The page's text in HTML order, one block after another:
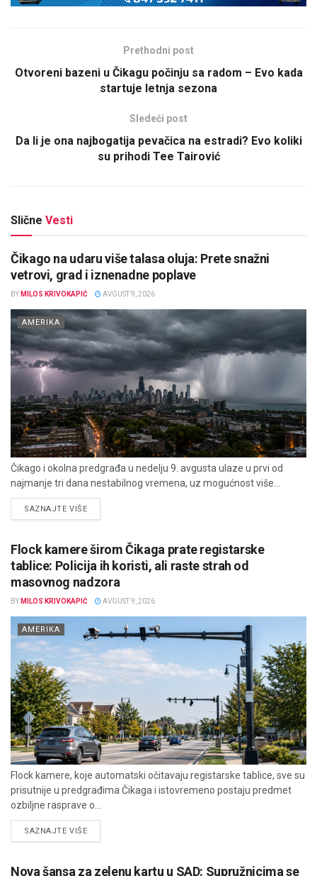
Prethodni post
Otvoreni bazeni u Čikagu počinju sa radom – Evo kada
startuje letnja sezona
Sledeći post
Da li je ona najbogatija pevačica na estradi? Evo koliki
su prihodi Tee Tairović
Slične Vesti
Čikago na udaru više talasa oluja: Prete snažni
vetrovi, grad i iznenadne poplave
BY MILOS KRIVOKAPIĆ AVGUST 9, 2026
AMERIKA
Čikago i okolna predgrađa u nedelju 9. avgusta ulaze u prvi od
najmanje tri dana nestabilnog vremena, uz mogućnost više...
SAZNAJTE VIŠEDETAILS
Flock kamere širom Čikaga prate registarske
tablice: Policija ih koristi, ali raste strah od
masovnog nadzora
BY MILOS KRIVOKAPIĆ AVGUST 9, 2026
AMERIKA
Flock kamere, koje automatski očitavaju registarske tablice, sve su
prisutnije u predgrađima Čikaga i istovremeno postaju predmet
ozbiljne rasprave o...
SAZNAJTE VIŠEDETAILS
Nova šansa za zelenu kartu u SAD: Supružnicima se